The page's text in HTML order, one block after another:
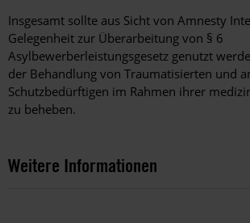
Insgesamt sollte aus Sicht von Amnesty
Gelegenheit zur Überarbeitung von § 6
Asylbewerberleistungsgesetz genutzt
der Behandlung von Traumatisierten und
Schutzbedürftigen im Rahmen ihrer
zu beheben.
Weitere Informationen